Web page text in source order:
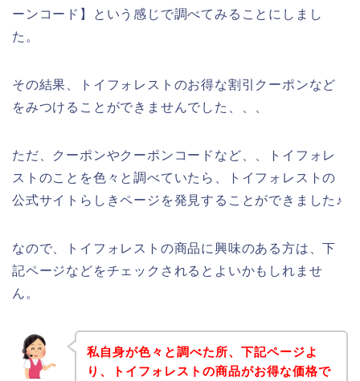
ーンコード】という感じで調べてみることにしまし
た。
その結果、トイフォレストのお得な割引クーポンなど
をみつけることができませんでした、、、
ただ、クーポンやクーポンコードなど、、トイフォレ
ストのことを色々と調べていたら、トイフォレストの
公式サイトらしきページを発見することができました♪
なので、トイフォレストの商品に興味のある方は、下
記ページなどをチェックされるとよいかもしれませ
ん。
私自身が色々と調べた所、下記ページよ
り、トイフォレストの商品がお得な価格で